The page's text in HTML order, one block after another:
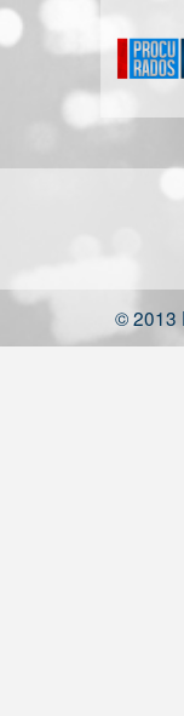
© 2013